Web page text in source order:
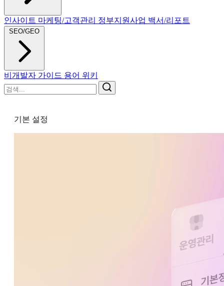
인사이트 마케팅/고객관리 정부지원사업 백서/리포트
SEO/GEO
비개발자 가이드 용어 위키
기본 설정